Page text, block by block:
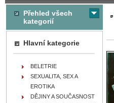
Přehled všech
kategorií
Hlavní kategorie
BELETRIE
SEXUALITA, SEX A
EROTIKA
DĚJINY A SOUČASNOST